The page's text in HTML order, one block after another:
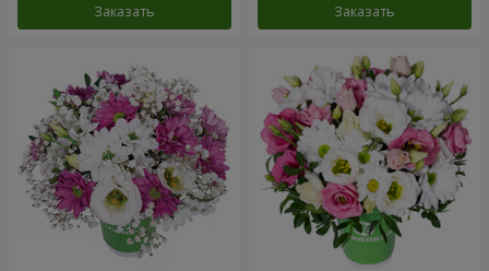
Заказать Заказать